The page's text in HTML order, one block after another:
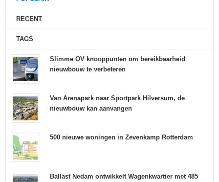
RECENT
TAGS
Slimme OV knooppunten om bereikbaarheid
nieuwbouw te verbeteren
Van Arenapark naar Sportpark Hilversum, de
nieuwbouw kan aanvangen
500 nieuwe woningen in Zevenkamp Rotterdam
Ballast Nedam ontwikkelt Wagenkwartier met 485